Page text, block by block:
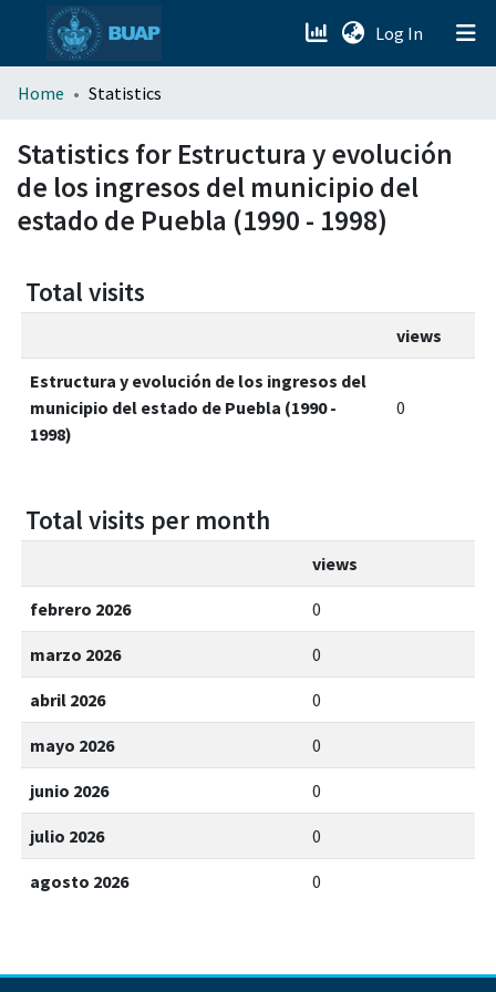
Log In (current)
menu.section.about_menu
All of DSpace
Home Statistics
Statistics for Estructura y evolución
de los ingresos del municipio del
estado de Puebla (1990 - 1998)
Total visits
views
Estructura y evolución de los ingresos del
municipio del estado de Puebla (1990 -
1998)
0
Total visits per month
views
febrero 2026 0
marzo 2026 0
abril 2026 0
mayo 2026 0
junio 2026 0
julio 2026 0
agosto 2026 0